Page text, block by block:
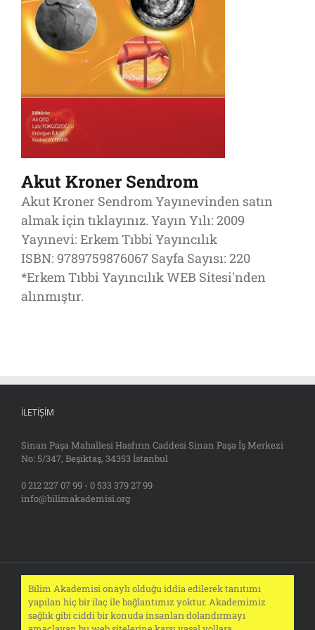
Akut Kroner Sendrom
Akut Kroner Sendrom Yayınevinden satın
almak için tıklayınız. Yayın Yılı: 2009
Yayınevi: Erkem Tıbbi Yayıncılık
ISBN: 9789759876067 Sayfa Sayısı: 220
*Erkem Tıbbi Yayıncılık WEB Sitesi'nden
alınmıştır.
İLETIŞIM
Sinan Paşa Mahallesi Hasfırın Caddesi Sinan Paşa İş Merkezi
No: 5/347, Beşiktaş, 34353 İstanbul
0 212 227 07 99 - 0 533 379 27 99
info@bilimakademisi.org
Bilim Akademisi onaylı olduğu iddia edilerek tanıtımı
yapılan hiç bir ilaç ile bağlantımız yoktur. Akademimiz
sağlık gibi ciddi bir konuda insanları dolandırmayı